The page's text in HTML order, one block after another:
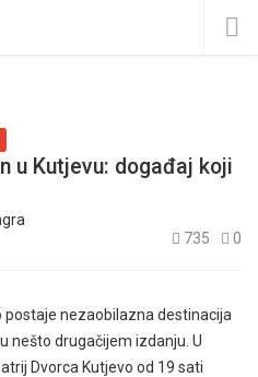
u Kutjevu: događaj koji
735
0
postaje nezaobilazna destinacija
nešto drugačijem izdanju. U
Dvorca Kutjevo od 19 sati